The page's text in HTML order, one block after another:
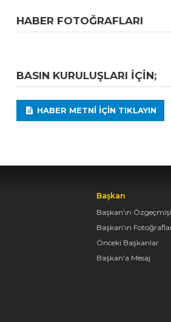
HABER FOTOĞRAFLARI
BASIN KURULUŞLARI IÇIN;
HABER METNI IÇIN TIKLAYIN
Başkan
Başkan'ın Özgeçmişi
Başkan'ın
Önceki Başkanlar
Başkan'a Mesaj